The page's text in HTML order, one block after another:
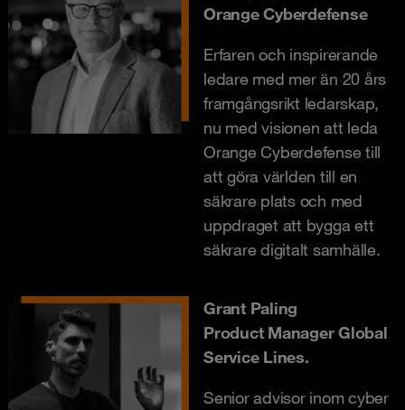
Orange Cyberdefense
Erfaren och inspirerande
ledare med mer än 20 års
framgångsrikt ledarskap,
nu med visionen att leda
Orange Cyberdefense till
att göra världen till en
säkrare plats och med
uppdraget att bygga ett
säkrare digitalt samhälle.
Grant Paling
Product Manager Global
Service Lines.
Senior advisor inom cyber